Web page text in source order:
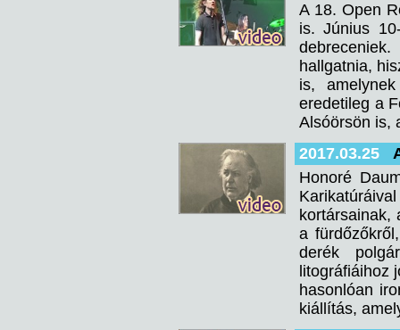
A 18. Open
is. Június
hallgatnia,
is,
eredetileg a
Alsóörsön is,
2017.03.25
Honoré
kortársainak,
a
derék
litográfiáihoz
hasonlóan
kiállítás,